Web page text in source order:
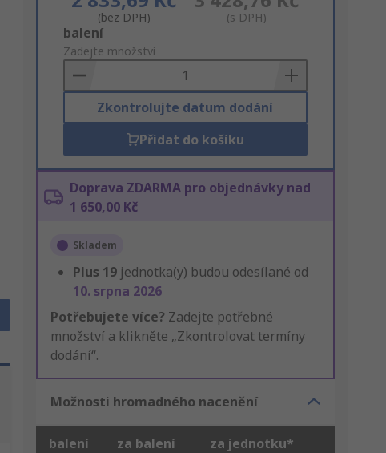
(bez DPH) (s DPH)
Add
to
Basket
balení
Zadejte množství
Zkontrolujte datum dodání
Přidat do košíku
Doprava ZDARMA pro objednávky nad
1 650,00 Kč
Skladem
Plus 19 jednotka(y) budou odesílané od
10. srpna 2026
Potřebujete více? Zadejte potřebné
množství a klikněte „Zkontrolovat termíny
dodání“.
Možnosti hromadného nacenění
balení za balení za jednotku*